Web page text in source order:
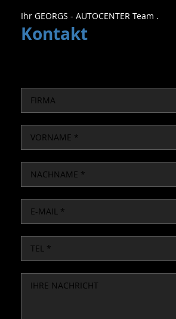
Ihr GEORGS - AUTOCENTER Team .
Kontakt
NAME
NAME